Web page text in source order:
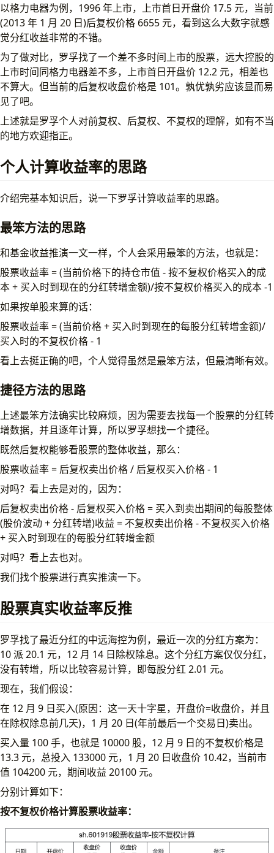
以格力电器为例，1996 年上市，上市首日开盘价 17.5 元，当前
(2013 年 1 月 20 日)后复权价格 6655 元，看到这么大数字就感
觉分红收益非常的不错。
为了做对比，罗孚找了一个差不多时间上市的股票，远大控股的
上市时间同格力电器差不多，上市首日开盘价 12.2 元，相差也
不算大。但当前的后复权收盘价格是 101。孰优孰劣应该显而易
见了吧。
上述就是罗孚个人对前复权、后复权、不复权的理解，如有不当
的地方欢迎指正。
个人计算收益率的思路
介绍完基本知识后，说一下罗孚计算收益率的思路。
最笨方法的思路
和基金收益推演一文一样，个人会采用最笨的方法，也就是：
股票收益率 = (当前价格下的持仓市值 - 按不复权价格买入的成
本 + 买入时到现在的分红转增金额)/按不复权价格买入的成本 -1
如果按单股来算的话：
股票收益率 = (当前价格 + 买入时到现在的每股分红转增金额)/
买入时的不复权价格 - 1
看上去挺正确的吧，个人觉得虽然是最笨方法，但最清晰有效。
捷径方法的思路
上述最笨方法确实比较麻烦，因为需要去找每一个股票的分红转
增数据，并且逐年计算，所以罗孚想找一个捷径。
既然后复权能够看股票的整体收益，那么：
股票收益率 = 后复权卖出价格 / 后复权买入价格 - 1
对吗？看上去是对的，因为：
后复权卖出价格 - 后复权买入价格 = 买入到卖出期间的每股整体
(股价波动 + 分红转增)收益 = 不复权卖出价格 - 不复权买入价格
+ 买入时到现在的每股分红转增金额
对吗？看上去也对。
我们找个股票进行真实推演一下。
股票真实收益率反推
罗孚找了最近分红的中远海控为例，最近一次的分红方案为：
10 派 20.1 元，12 月 14 日除权除息。这个分红方案仅仅分红，
没有转增，所以比较容易计算，即每股分红 2.01 元。
现在，我们假设：
在 12 月 9 日买入(原因：这一天十字星，开盘价=收盘价，并且
在除权除息前几天)，1 月 20 日(年前最后一个交易日)卖出。
买入量 100 手，也就是 10000 股，12 月 9 日的不复权价格是
13.3 元，总投入 133000 元，1 月 20 日收盘价 10.42，当前市
值 104200 元，期间收益 20100 元。
分别计算如下：
按不复权价格计算股票收益率：